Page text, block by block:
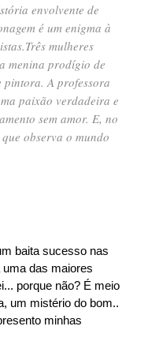
envolvente de
é um enigma à
Três mulheres
menina prodígio de
pintora. A professora
paixão verdadeira e
sem amor. E, no
observa o mundo
baita sucesso nas
das maiores
porque não? É meio
um mistério do bom..
minhas